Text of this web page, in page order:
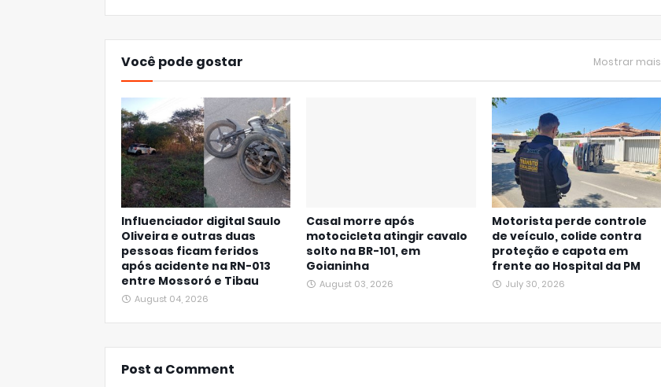
Você pode gostar Mostrar mais
Influenciador digital Saulo
Oliveira e outras duas
pessoas ficam feridos
após acidente na RN-013
entre Mossoró e Tibau
August 04, 2026
Casal morre após
motocicleta atingir cavalo
solto na BR-101, em
Goianinha
August 03, 2026
Motorista perde controle
de veículo, colide contra
proteção e capota em
frente ao Hospital da PM
July 30, 2026
Post a Comment